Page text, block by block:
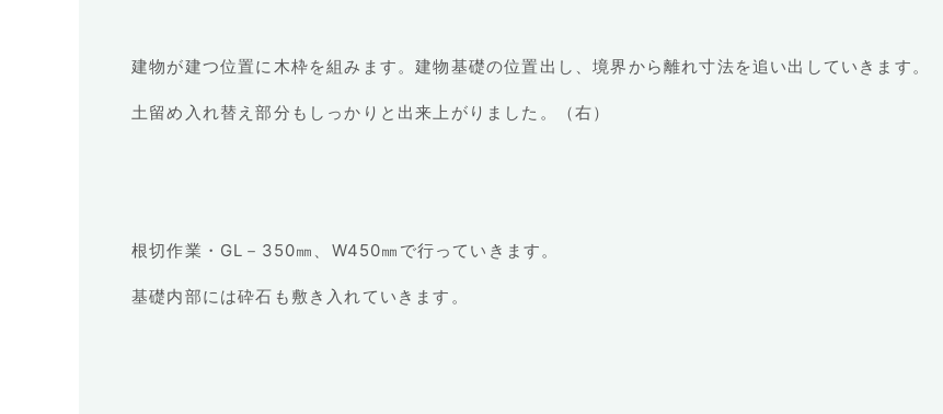
建物が建つ位置に木枠を組みます。建物基礎の位置出し、境界から離れ寸法を追い出していきます。
土留め入れ替え部分もしっかりと出来上がりました。（右）
根切作業・GL－350㎜、W450㎜で行っていきます。
基礎内部には砕石も敷き入れていきます。